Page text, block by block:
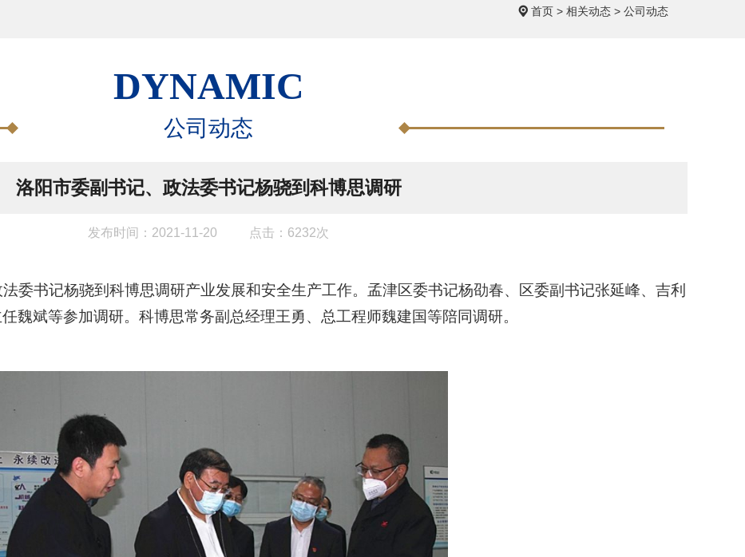
首页 > 相关动态 > 公司动态
DYNAMIC
公司动态
洛阳市委副书记、政法委书记杨骁到科博思调研
发布时间：2021-11-20 点击：6232次
委书记杨骁到科博思调研产业发展和安全生产工作。孟津区委书记杨劭春、区委副书记张延峰、吉利
魏斌等参加调研。科博思常务副总经理王勇、总工程师魏建国等陪同调研。